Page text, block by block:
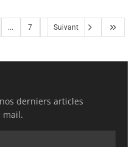
... 7 Suivant
derniers articles
mail.